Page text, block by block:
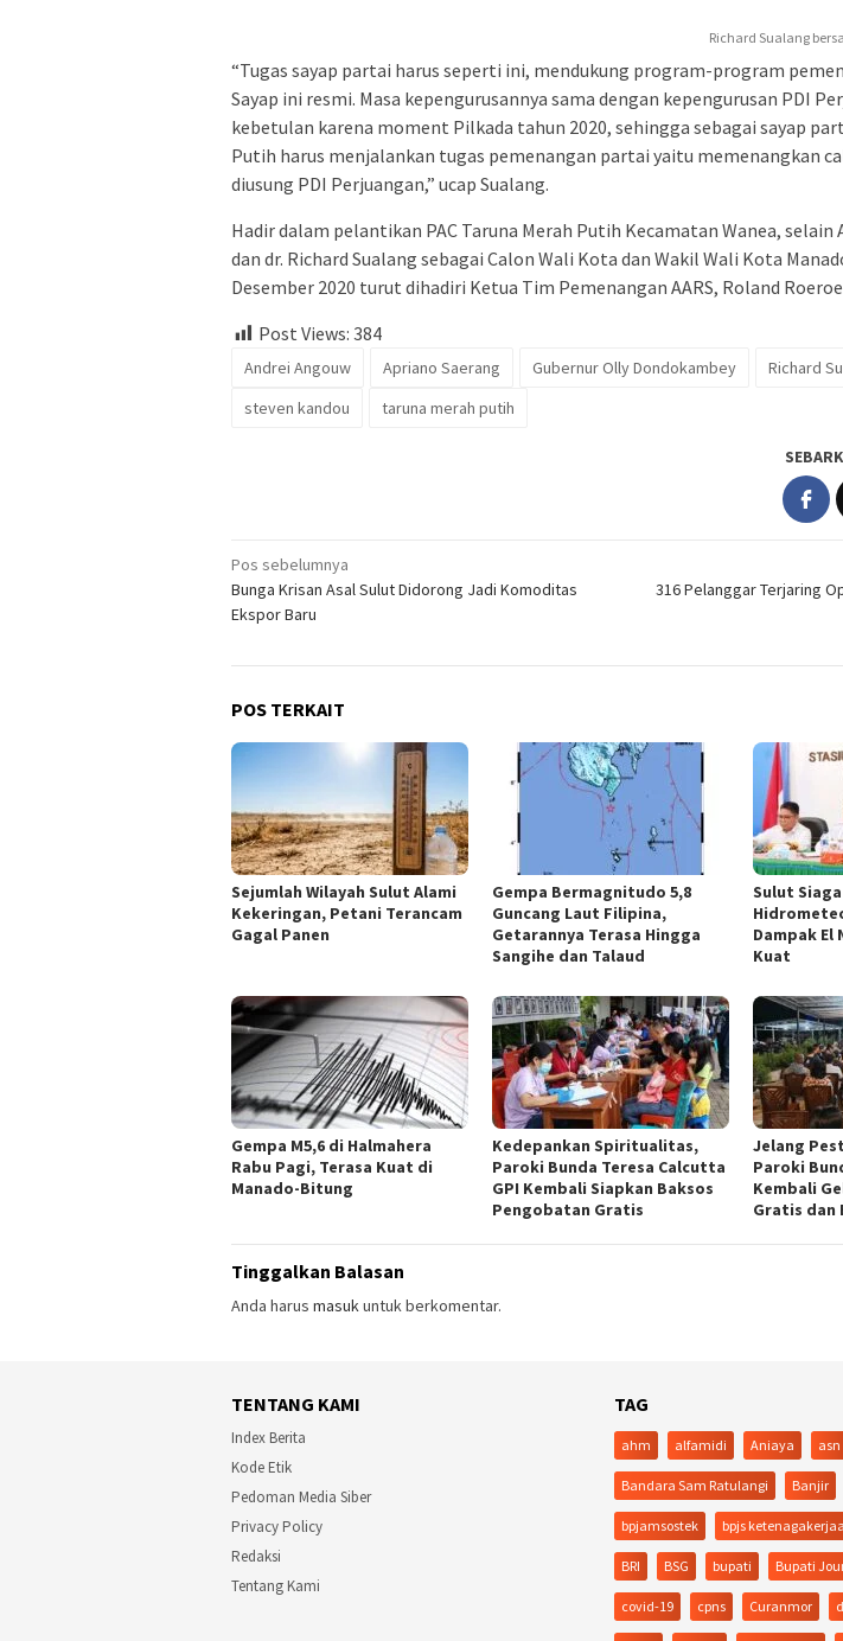
Richard Sualang
“Tugas sayap partai harus seperti ini, mendukung program-program
Sayap ini resmi. Masa kepengurusannya sama dengan kepengurusan PDI
kebetulan karena moment Pilkada tahun 2020, sehingga sebagai sayap
Putih harus menjalankan tugas pemenangan partai yaitu memenangkan
diusung PDI Perjuangan,” ucap Sualang.
Hadir dalam pelantikan PAC Taruna Merah Putih Kecamatan Wanea, selain
dan dr. Richard Sualang sebagai Calon Wali Kota dan Wakil Wali Kota
Desember 2020 turut dihadiri Ketua Tim Pemenangan AARS, Roland
Post Views: 384
Andrei Angouw Apriano Saerang Gubernur Olly Dondokambey
Richard
steven kandou
taruna merah putih
Navigasi
pos
Pos sebelumnya
Bunga Krisan Asal Sulut Didorong Jadi Komoditas
Ekspor Baru
316 Pelanggar Terjaring
POS TERKAIT
Sejumlah Wilayah Sulut Alami
Kekeringan, Petani Terancam
Gagal Panen
Gempa Bermagnitudo 5,8
Guncang Laut Filipina,
Getarannya Terasa Hingga
Sangihe dan Talaud
Sulut
Dampak El
Kuat
Gempa M5,6 di Halmahera
Rabu Pagi, Terasa Kuat di
Manado-Bitung
Kedepankan Spiritualitas,
Paroki Bunda Teresa Calcutta
GPI Kembali Siapkan Baksos
Pengobatan Gratis
Jelang
Paroki
Kembali
Gratis dan
Tinggalkan Balasan
Anda harus masukuntuk berkomentar.
TENTANG KAMI
Index Berita
Kode Etik
Pedoman Media Siber
Privacy Policy
Redaksi
Tentang Kami
TAG
ahm alfamidi Aniaya asn
Bandara Sam Ratulangi Banjir
bpjamsostek bpjs
BRI BSG bupati Bupati
covid-19 cpns Curanmor